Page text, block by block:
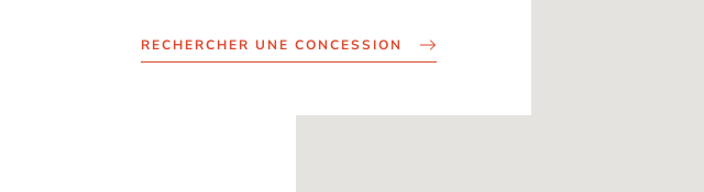
RECHERCHER UNE CONCESSION